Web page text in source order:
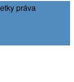
práva